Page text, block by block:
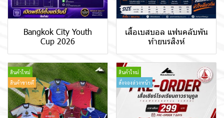
Bangkok City Youth
Cup 2026
เสื้อเบสบอล แฟนคลับพัน
ท้ายนรสิงห์
สินค้าใหม่
สินค้าขายดี
สินค้าใหม่
สั่งจองล่วงหน้า